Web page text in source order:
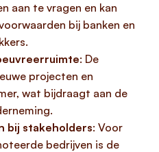
aan te vragen en kan
bij banken en
: De
projecten en
wat bijdraagt aan de
bij stakeholders: Voor
bedrijven is de